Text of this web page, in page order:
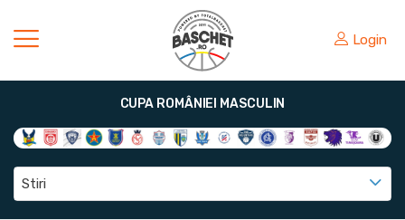
Login
CUPA ROMÂNIEI MASCULIN
Stiri